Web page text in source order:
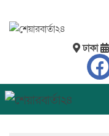
ঢাকা